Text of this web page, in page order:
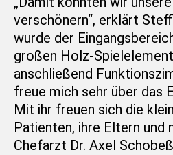
verschönern“, erklärt
wurde der
großen Holz-
anschließend
freue mich sehr über das
Mit ihr freuen sich die
Patienten, ihre Eltern und
Chefarzt Dr. Axel